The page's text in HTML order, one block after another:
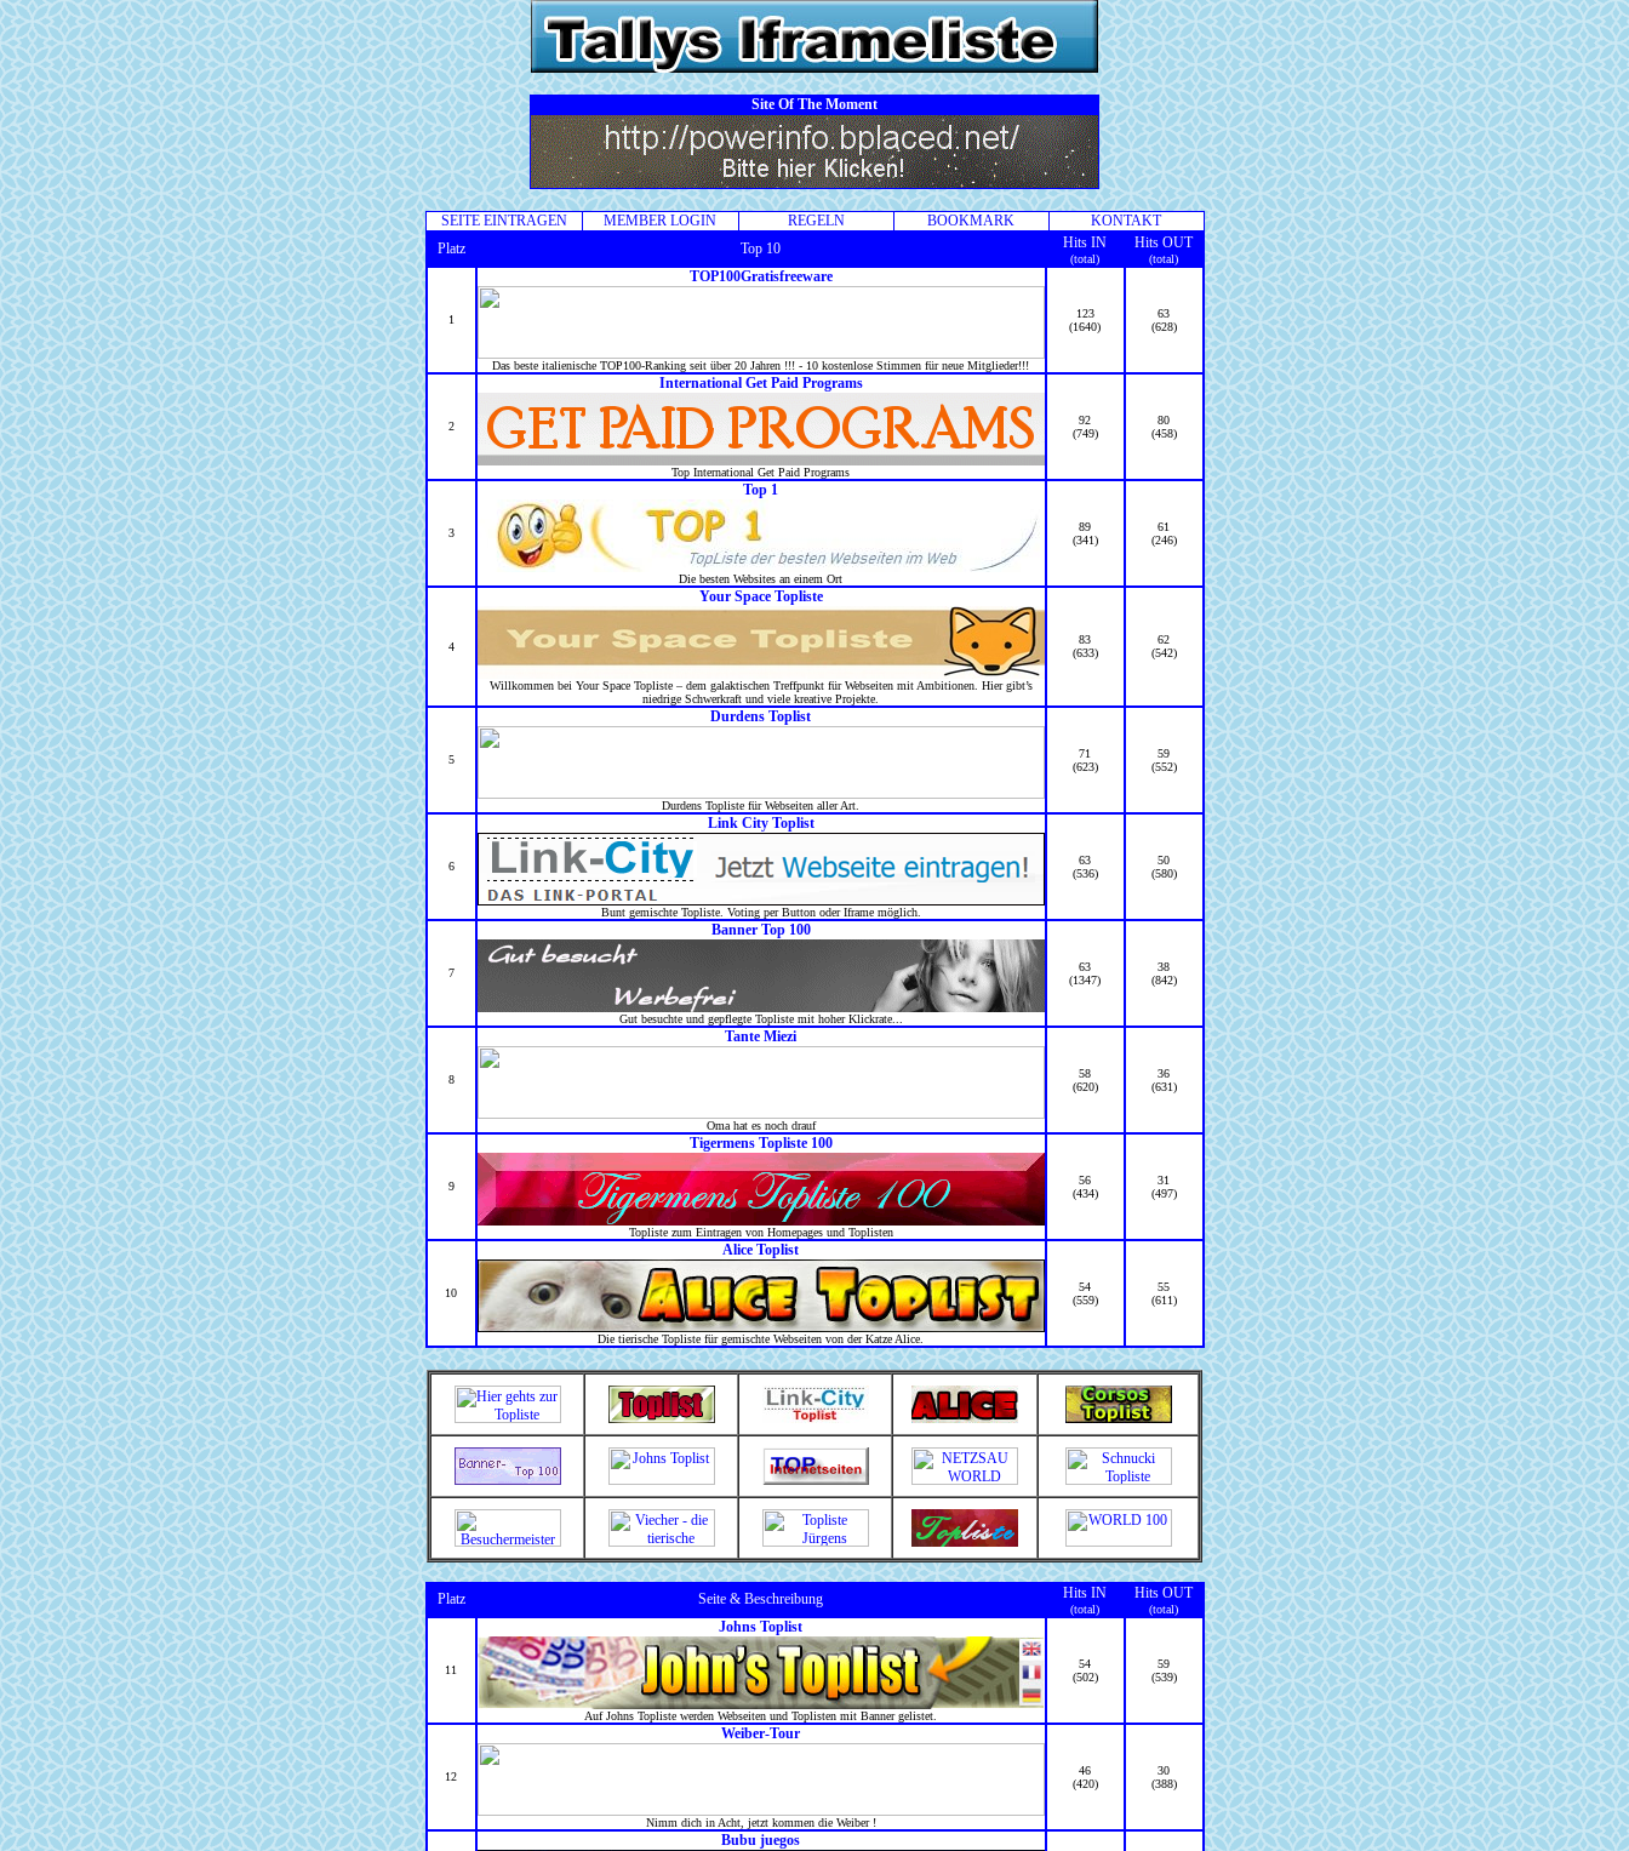
Site Of The Moment
SEITE EINTRAGEN MEMBER LOGIN REGELN BOOKMARK
KONTAKT
Platz
Top 10 Hits IN
(total)
Hits OUT
(total)
1
TOP100Gratisfreeware
Das beste italienische TOP100-Ranking seit über 20 Jahren !!! - 10 kostenlose Stimmen für neue Mitglieder!!!
123
(1640)
63
(628)
2
International Get Paid Programs
Top International Get Paid Programs
92
(749)
80
(458)
3
Top 1
Die besten Websites an einem Ort
89
(341)
61
(246)
4
Your Space Topliste
Willkommen bei Your Space Topliste – dem galaktischen Treffpunkt für Webseiten mit Ambitionen. Hier gibt’s
niedrige Schwerkraft und viele kreative Projekte.
83
(633)
62
(542)
5
Durdens Toplist
Durdens Topliste für Webseiten aller Art.
71
(623)
59
(552)
6
Link City Toplist
Bunt gemischte Topliste. Voting per Button oder Iframe möglich.
63
(536)
50
(580)
7
Banner Top 100
Gut besuchte und gepflegte Topliste mit hoher Klickrate...
63
(1347)
38
(842)
8
Tante Miezi
Oma hat es noch drauf
58
(620)
36
(631)
9
Tigermens Topliste 100
Topliste zum Eintragen von Homepages und Toplisten
56
(434)
31
(497)
10
Alice Toplist
Die tierische Topliste für gemischte Webseiten von der Katze Alice.
54
(559)
55
(611)
Platz Seite & Beschreibung Hits IN
(total)
Hits OUT
(total)
11
Johns Toplist
Auf Johns Topliste werden Webseiten und Toplisten mit Banner gelistet.
54
(502)
59
(539)
12
Weiber-Tour
Nimm dich in Acht, jetzt kommen die Weiber !
46
(420)
30
(388)
Bubu juegos